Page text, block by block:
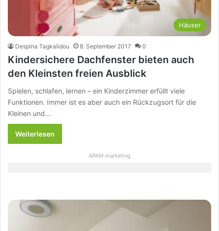
Häuser
Despina Tagkalidou 8. September 2017 0
Kindersichere Dachfenster bieten auch
den Kleinsten freien Ausblick
Spielen, schlafen, lernen – ein Kinderzimmer erfüllt viele
Funktionen. Immer ist es aber auch ein Rückzugsort für die
Kleinen und…
Weiterlesen
ARKM.marketing